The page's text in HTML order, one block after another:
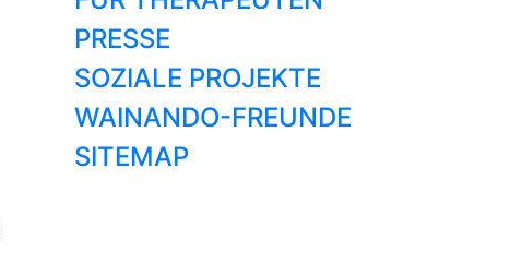
PRESSE
SOZIALE PROJEKTE
WAINANDO-FREUNDE
SITEMAP